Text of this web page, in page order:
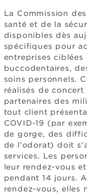
La Commission
santé et de la
disponibles dès
spécifiques pour
entreprises ciblées
buccodentaires,
soins personnels.
réalisés de
partenaires des
tout client
COVID-19 (par
de gorge, des
de l'odorat) doit
services. Les
leur rendez-vous
pendant 14 jours.
rendez-vous, elles